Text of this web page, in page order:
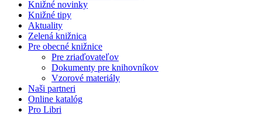
Knižné novinky
Knižné tipy
Aktuality
Zelená knižnica
Pre obecné knižnice
Pre zriaďovateľov
Dokumenty pre knihovníkov
Vzorové materiály
Naši partneri
Online katalóg
Pro Libri